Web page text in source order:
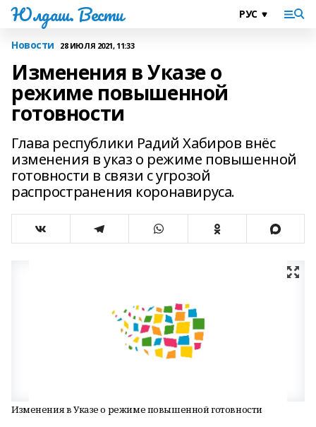
Юлдаш. Вести
Новости 28 ИЮЛЯ 2021, 11:33
Изменения в Указе о
режиме повышенной
готовности
Глава республики Радий Хабиров внёс
изменения в указ о режиме повышенной
готовности в связи с угрозой
распространения коронавируса.
Изменения в Указе о режиме повышенной готовности